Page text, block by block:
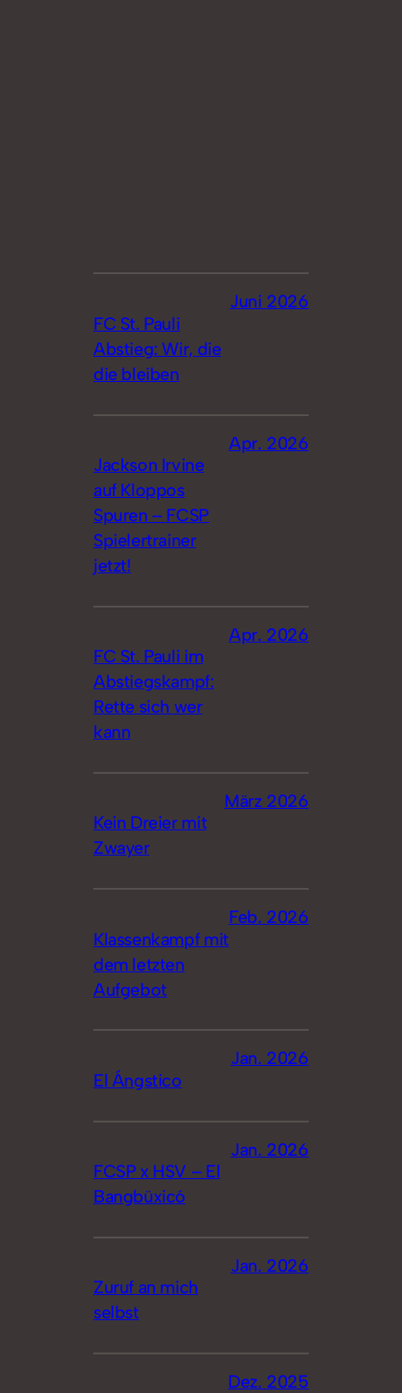
FC St. Pauli
Abstieg: Wir, die
die bleiben
Juni 2026
Jackson Irvine
auf Kloppos
Spuren – FCSP
Spielertrainer
jetzt!
Apr. 2026
FC St. Pauli im
Abstiegskampf:
Rette sich wer
kann
Apr. 2026
Kein Dreier mit
Zwayer
März 2026
Klassenkampf mit
dem letzten
Aufgebot
Feb. 2026
El Ángstico
Jan. 2026
FCSP x HSV – El
Bangbüxicó
Jan. 2026
Zuruf an mich
selbst
Jan. 2026
Dez. 2025